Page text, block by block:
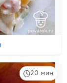
20 мин